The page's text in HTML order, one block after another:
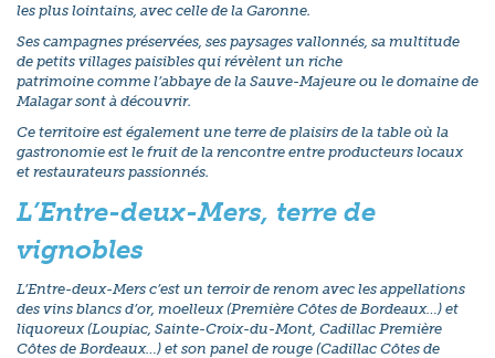
les plus lointains, avec celle de la Garonne.
Ses campagnes préservées, ses paysages vallonnés, sa multitude
de petits villages paisibles qui révèlent un riche
patrimoine comme l’abbaye de la Sauve-Majeure ou le domaine de
Malagar sont à découvrir.
Ce territoire est également une terre de plaisirs de la table où la
gastronomie est le fruit de la rencontre entre producteurs locaux
et restaurateurs passionnés.
L’Entre-deux-Mers, terre de
vignobles
L’Entre-deux-Mers c’est un terroir de renom avec les appellations
des vins blancs d’or, moelleux (Première Côtes de Bordeaux…) et
liquoreux (Loupiac, Sainte-Croix-du-Mont, Cadillac Première
Côtes de Bordeaux…) et son panel de rouge (Cadillac Côtes de